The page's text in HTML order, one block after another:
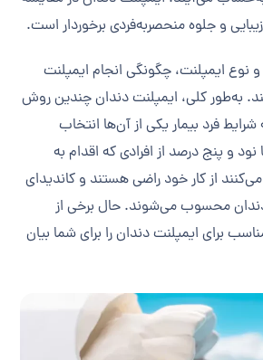
زیبایی و جلوه منحصر‌به‌فردی برخوردار است.
ایمپلنت، چگونگی انجام ایمپلنت
به‌طور کلی، ایمپلنت دندان چندین روش
فرد بیمار یکی از آن‌ها انتخاب
و پنج درصد از افرادی که اقدام به
از کار خود راضی هستند و کاندیدای
دندان محسوب می‌شوند. حال برخی از
برای ایمپلنت دندان را برای شما بیان